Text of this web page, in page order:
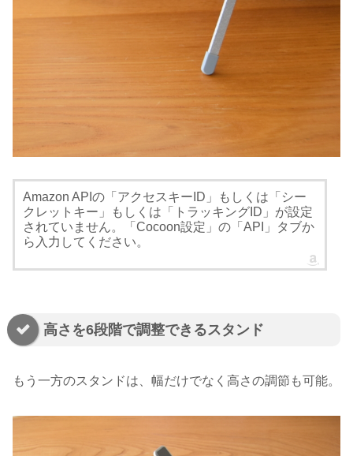
Amazon APIの「アクセスキーID」もしくは「シー
クレットキー」もしくは「トラッキングID」が設定
されていません。「Cocoon設定」の「API」タブか
ら入力してください。
高さを6段階で調整できるスタンド
もう一方のスタンドは、幅だけでなく高さの調節も可能。